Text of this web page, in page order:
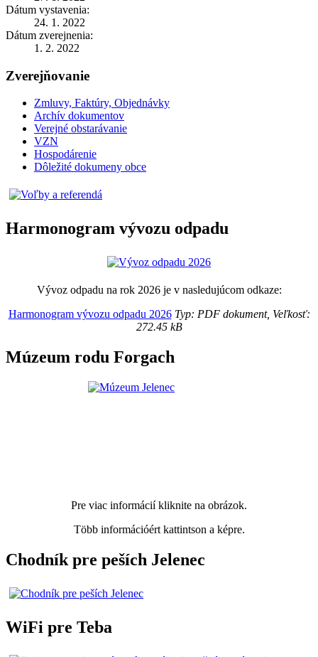
Dátum vystavenia:
24. 1. 2022
Dátum zverejnenia:
1. 2. 2022
Zverejňovanie
Zmluvy, Faktúry, Objednávky
Archív dokumentov
Verejné obstarávanie
VZN
Hospodárenie
Dôležité dokumeny obce
Harmonogram vývozu odpadu
Vývoz odpadu na rok 2026 je v nasledujúcom odkaze:
Harmonogram vývozu odpadu 2026Typ: PDF dokument, Veľkosť:
272.45 kB
Múzeum rodu Forgach
Pre viac informácií kliknite na obrázok.
Több információért kattintson a képre.
Chodník pre peších Jelenec
WiFi pre Teba